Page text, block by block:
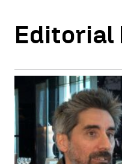
Editorial